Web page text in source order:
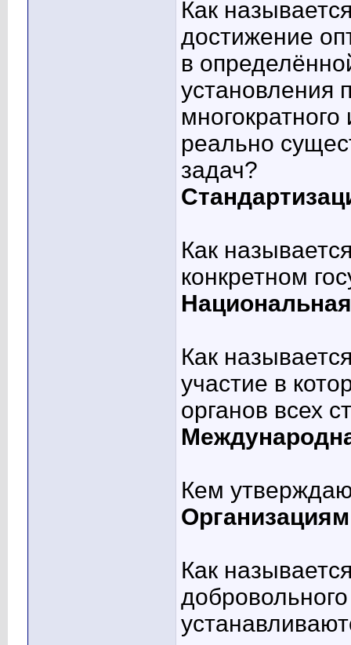
Как
достижение
в
установления
реально
задач?
Как
конкретном
Как
участие в
органов всех
Кем
Как